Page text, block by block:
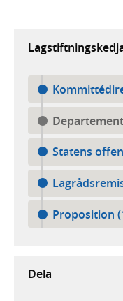
Statens
Proposition
Dela